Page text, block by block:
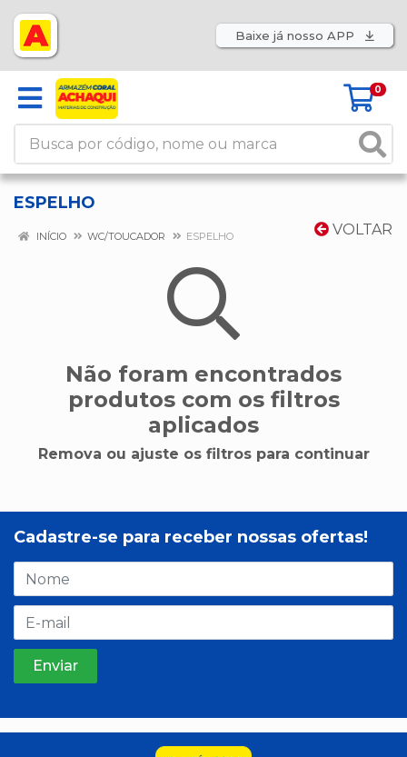
Baixe já nosso APP
0
ESPELHO
VOLTAR
INÍCIO WC/TOUCADOR ESPELHO
Não foram encontrados
produtos com os filtros
aplicados
Remova ou ajuste os filtros para continuar
Cadastre-se para receber nossas ofertas!